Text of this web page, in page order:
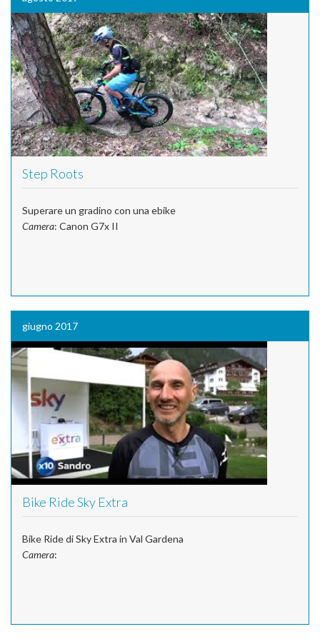
Step Roots
Superare un gradino con una ebike
Camera: Canon G7x II
giugno 2017
Bike Ride Sky Extra
Bike Ride di Sky Extra in Val Gardena
Camera: